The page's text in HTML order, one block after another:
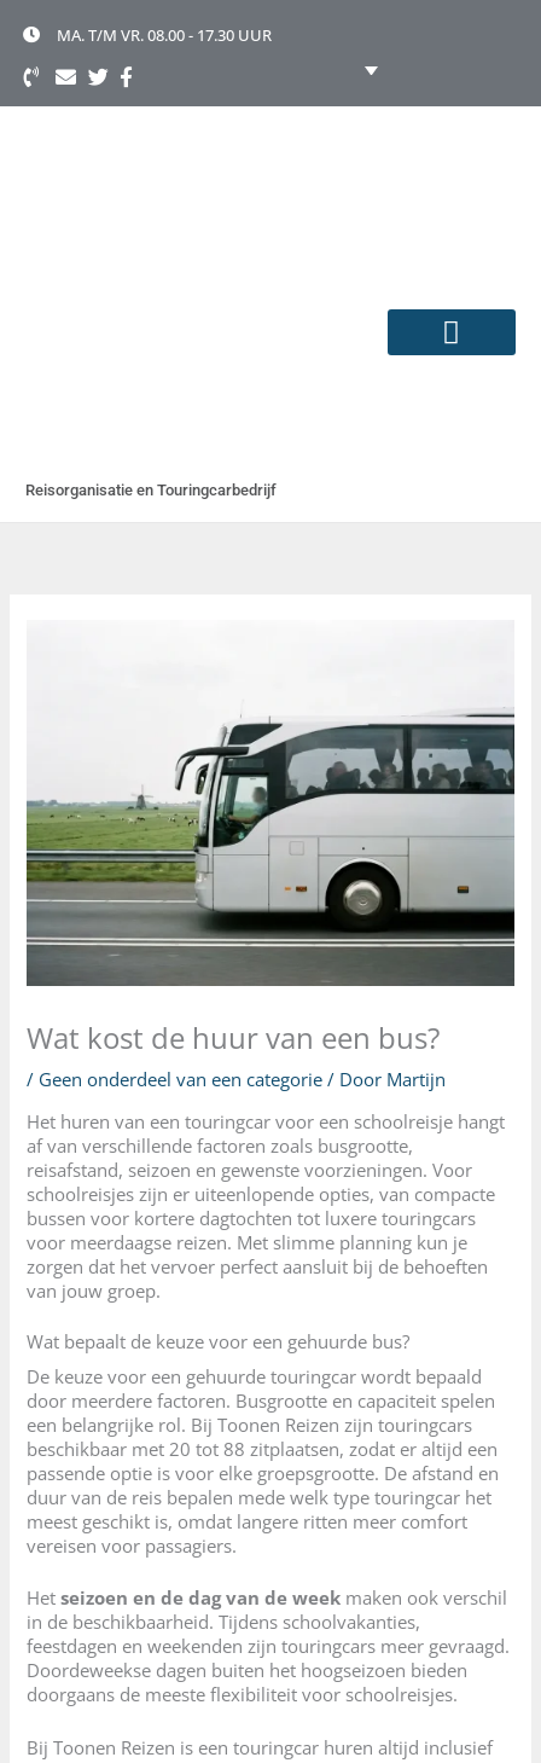
naar
inhoud
MA. T/M VR. 08.00 - 17.30 UUR
Reisorganisatie en Touringcarbedrijf
Wat kost de huur van een bus?
/ Geen onderdeel van een categorie / Door Martijn
Het huren van een touringcar voor een schoolreisje hangt
af van verschillende factoren zoals busgrootte,
reisafstand, seizoen en gewenste voorzieningen. Voor
schoolreisjes zijn er uiteenlopende opties, van compacte
bussen voor kortere dagtochten tot luxere touringcars
voor meerdaagse reizen. Met slimme planning kun je
zorgen dat het vervoer perfect aansluit bij de behoeften
van jouw groep.
Wat bepaalt de keuze voor een gehuurde bus?
De keuze voor een gehuurde touringcar wordt bepaald
door meerdere factoren. Busgrootte en capaciteit spelen
een belangrijke rol. Bij Toonen Reizen zijn touringcars
beschikbaar met 20 tot 88 zitplaatsen, zodat er altijd een
passende optie is voor elke groepsgrootte. De afstand en
duur van de reis bepalen mede welk type touringcar het
meest geschikt is, omdat langere ritten meer comfort
vereisen voor passagiers.
Hetseizoen en de dag van de week maken ook verschil
in de beschikbaarheid. Tijdens schoolvakanties,
feestdagen en weekenden zijn touringcars meer gevraagd.
Doordeweekse dagen buiten het hoogseizoen bieden
doorgaans de meeste flexibiliteit voor schoolreisjes.
Bij Toonen Reizen is een touringcar huren altijd inclusief